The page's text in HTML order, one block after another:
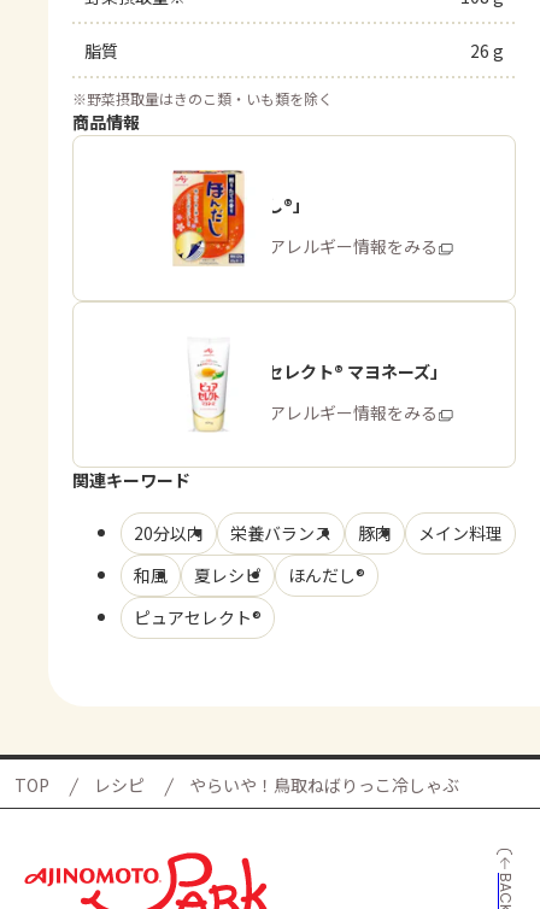
脂質 26 g
※野菜摂取量はきのこ類・いも類を除く
商品情報
「ほんだし®」
商品・アレルギー情報をみる
「ピュアセレクト® マヨネーズ」
商品・アレルギー情報をみる
関連キーワード
20分以内 栄養バランス 豚肉
メイン料理
和風
夏レシピ
ほんだし®
ピュアセレクト®
TOP レシピ やらいや！鳥取ねばりっこ冷しゃぶ